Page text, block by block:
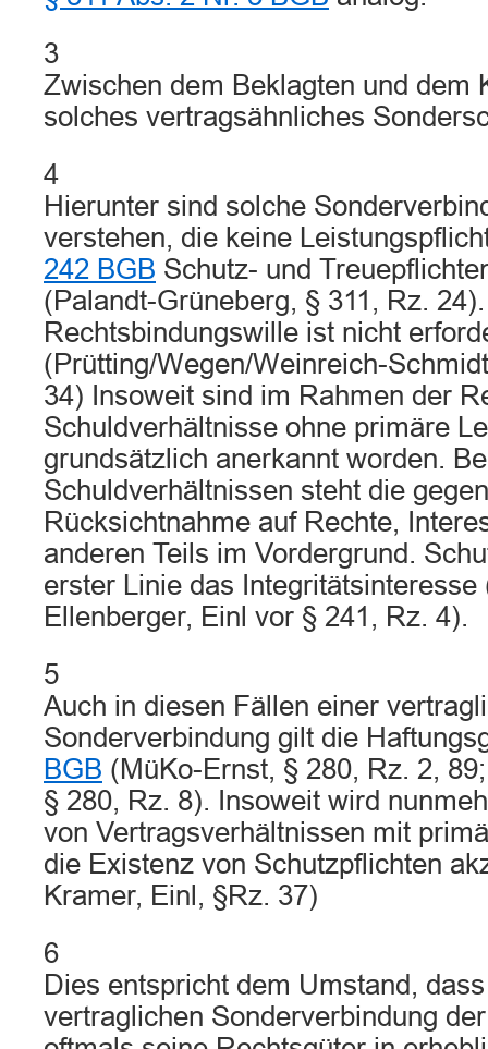
3
Zwischen dem Beklagten und dem
solches vertragsähnliches
4
Hierunter sind solche
verstehen, die keine
242 BGB Schutz- und
(Palandt-Grüneberg, § 311, Rz.
Rechtsbindungswille ist nicht
(Prütting/Wegen/Weinreich-
34) Insoweit sind im Rahmen der
Schuldverhältnisse ohne primäre
grundsätzlich anerkannt worden.
Schuldverhältnissen steht die
Rücksichtnahme auf Rechte,
anderen Teils im Vordergrund.
erster Linie das Integritätsinteresse
Ellenberger, Einl vor § 241, Rz. 4).
5
Auch in diesen Fällen einer
Sonderverbindung gilt die
BGB (MüKo-Ernst, § 280, Rz. 2,
§ 280, Rz. 8). Insoweit wird
von Vertragsverhältnissen mit
die Existenz von Schutzpflichten
Kramer, Einl, §Rz. 37)
6
Dies entspricht dem Umstand,
vertraglichen Sonderverbindung